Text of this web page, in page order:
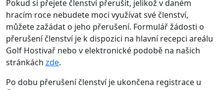
Pokud si přejete členství přerušit, jelikož v daném
hracím roce nebudete moci využívat své členství,
můžete zažádat o jeho přerušení. Formulář žádosti o
přerušení členství je k dispozici na hlavní recepci areálu
Golf Hostivař nebo v elektronické podobě na našich
stránkách zde.
Po dobu přerušení členství je ukončena registrace u